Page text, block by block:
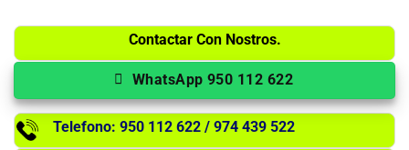
Contactar Con Nostros.
WhatsApp 950 112 622
Telefono: 950 112 622 / 974 439 522